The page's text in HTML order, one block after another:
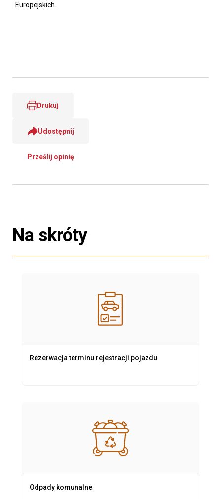
Europejskich.
Drukuj
Udostępnij
Prześlij opinię
Na skróty
Rezerwacja terminu rejestracji pojazdu
Odpady komunalne